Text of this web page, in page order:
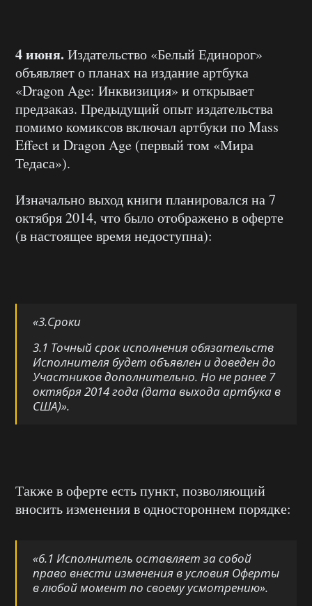
4 июня. Издательство «Белый Единорог»
объявляет о планах на издание артбука
«Dragon Age: Инквизиция» и открывает
предзаказ. Предыдущий опыт издательства
помимо комиксов включал артбуки по Mass
Effect и Dragon Age (первый том «Мира
Тедаса»).
Изначально выход книги планировался на 7
октября 2014, что было отображено в оферте
(в настоящее время недоступна):
«3.Сроки
3.1 Точный срок исполнения обязательств
Исполнителя будет объявлен и доведен до
Участников дополнительно. Но не ранее 7
октября 2014 года (дата выхода артбука в
США)».
Также в оферте есть пункт, позволяющий
вносить изменения в одностороннем порядке:
«6.1 Исполнитель оставляет за собой
право внести изменения в условия Оферты
в любой момент по своему усмотрению».